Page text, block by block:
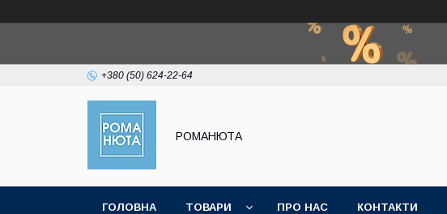
+380 (50) 624-22-64
РОМАНЮТА
ГОЛОВНА ТОВАРИ ПРО НАС КОНТАКТИ